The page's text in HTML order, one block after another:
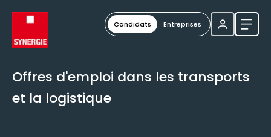
Candidats Entreprises
Offres d'emploi dans les transports
et la logistique